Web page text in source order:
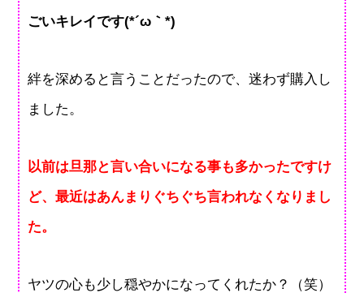
ごいキレイです(*´ω｀*)
絆を深めると言うことだったので、迷わず購入し
ました。
以前は旦那と言い合いになる事も多かったですけ
ど、最近はあんまりぐちぐち言われなくなりまし
た。
ヤツの心も少し穏やかになってくれたか？（笑）